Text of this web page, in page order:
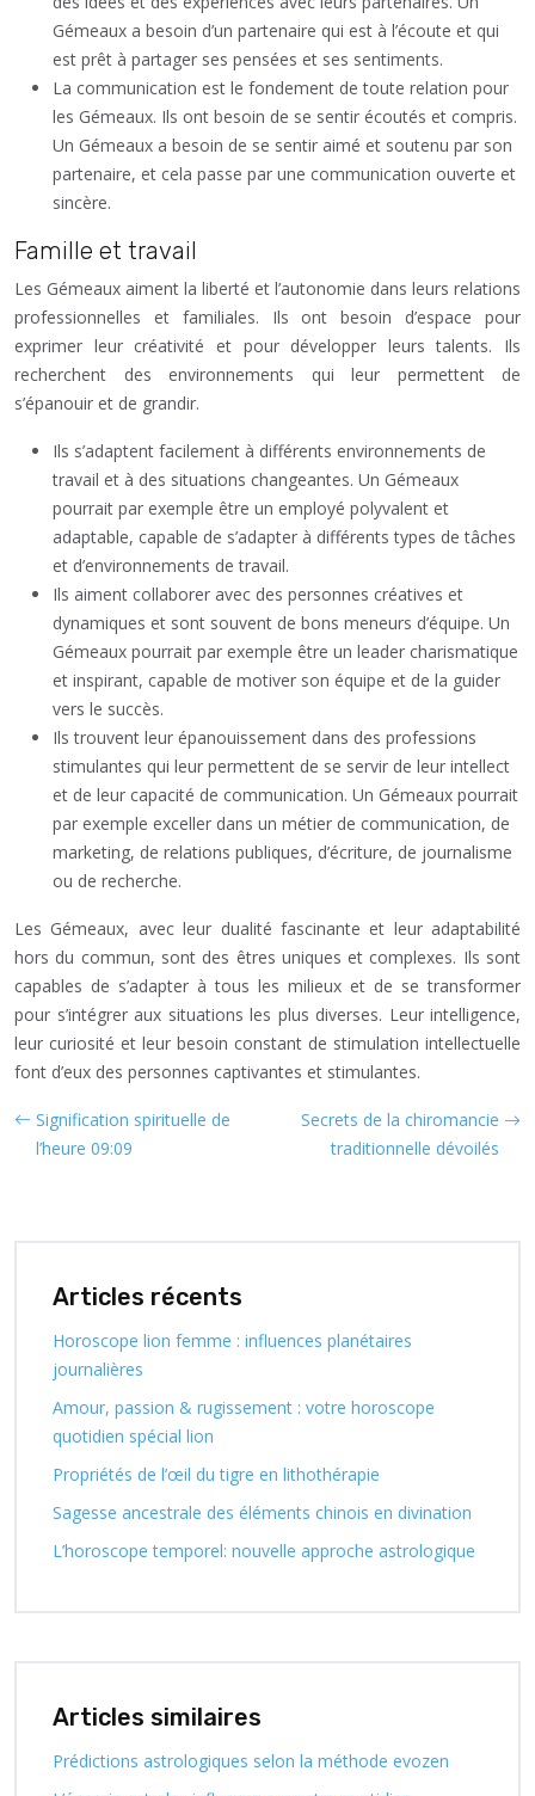
Gémeaux a besoin d’un partenaire qui est à l’écoute et qui
est prêt à partager ses pensées et ses sentiments.
La communication est le fondement de toute relation pour
les Gémeaux. Ils ont besoin de se sentir écoutés et compris.
Un Gémeaux a besoin de se sentir aimé et soutenu par son
partenaire, et cela passe par une communication ouverte et
sincère.
Famille et travail
Les Gémeaux aiment la liberté et l’autonomie dans leurs relations
professionnelles et familiales. Ils ont besoin d’espace pour
exprimer leur créativité et pour développer leurs talents. Ils
recherchent des environnements qui leur permettent de
s’épanouir et de grandir.
Ils s’adaptent facilement à différents environnements de
travail et à des situations changeantes. Un Gémeaux
pourrait par exemple être un employé polyvalent et
adaptable, capable de s’adapter à différents types de tâches
et d’environnements de travail.
Ils aiment collaborer avec des personnes créatives et
dynamiques et sont souvent de bons meneurs d’équipe. Un
Gémeaux pourrait par exemple être un leader charismatique
et inspirant, capable de motiver son équipe et de la guider
vers le succès.
Ils trouvent leur épanouissement dans des professions
stimulantes qui leur permettent de se servir de leur intellect
et de leur capacité de communication. Un Gémeaux pourrait
par exemple exceller dans un métier de communication, de
marketing, de relations publiques, d’écriture, de journalisme
ou de recherche.
Les Gémeaux, avec leur dualité fascinante et leur adaptabilité
hors du commun, sont des êtres uniques et complexes. Ils sont
capables de s’adapter à tous les milieux et de se transformer
pour s’intégrer aux situations les plus diverses. Leur intelligence,
leur curiosité et leur besoin constant de stimulation intellectuelle
font d’eux des personnes captivantes et stimulantes.
Signification spirituelle de
l’heure 09:09
Secrets de la chiromancie
traditionnelle dévoilés
Articles récents
Horoscope lion femme : influences planétaires
journalières
Amour, passion & rugissement : votre horoscope
quotidien spécial lion
Propriétés de l’œil du tigre en lithothérapie
Sagesse ancestrale des éléments chinois en divination
L’horoscope temporel: nouvelle approche astrologique
Articles similaires
Prédictions astrologiques selon la méthode evozen